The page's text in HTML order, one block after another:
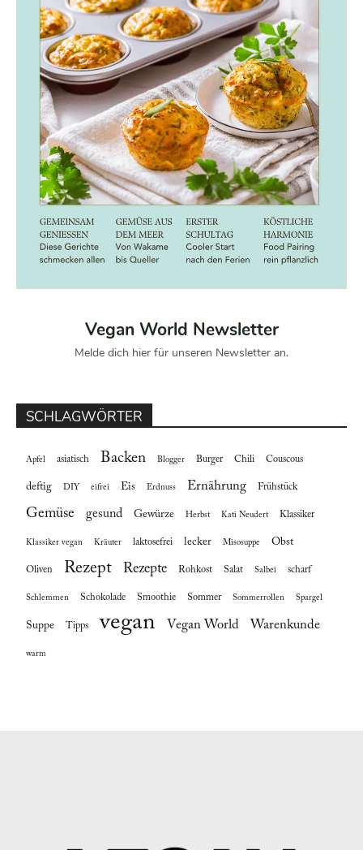
Vegan World Newsletter
Melde dich hier für unseren Newsletter an.
SCHLAGWÖRTER
Apfel asiatisch Backen Blogger Burger Chili Couscous
deftig DIY eifrei Eis Erdnuss Ernährung Frühstück
Gemüse gesund Gewürze Herbst Kati Neudert Klassiker
Klassiker vegan Kräuter laktosefrei lecker Misosuppe Obst
Oliven Rezept Rezepte Rohkost Salat Salbei scharf
Schlemmen Schokolade Smoothie Sommer Sommerrollen Spargel
Suppe Tipps vegan Vegan World Warenkunde
warm